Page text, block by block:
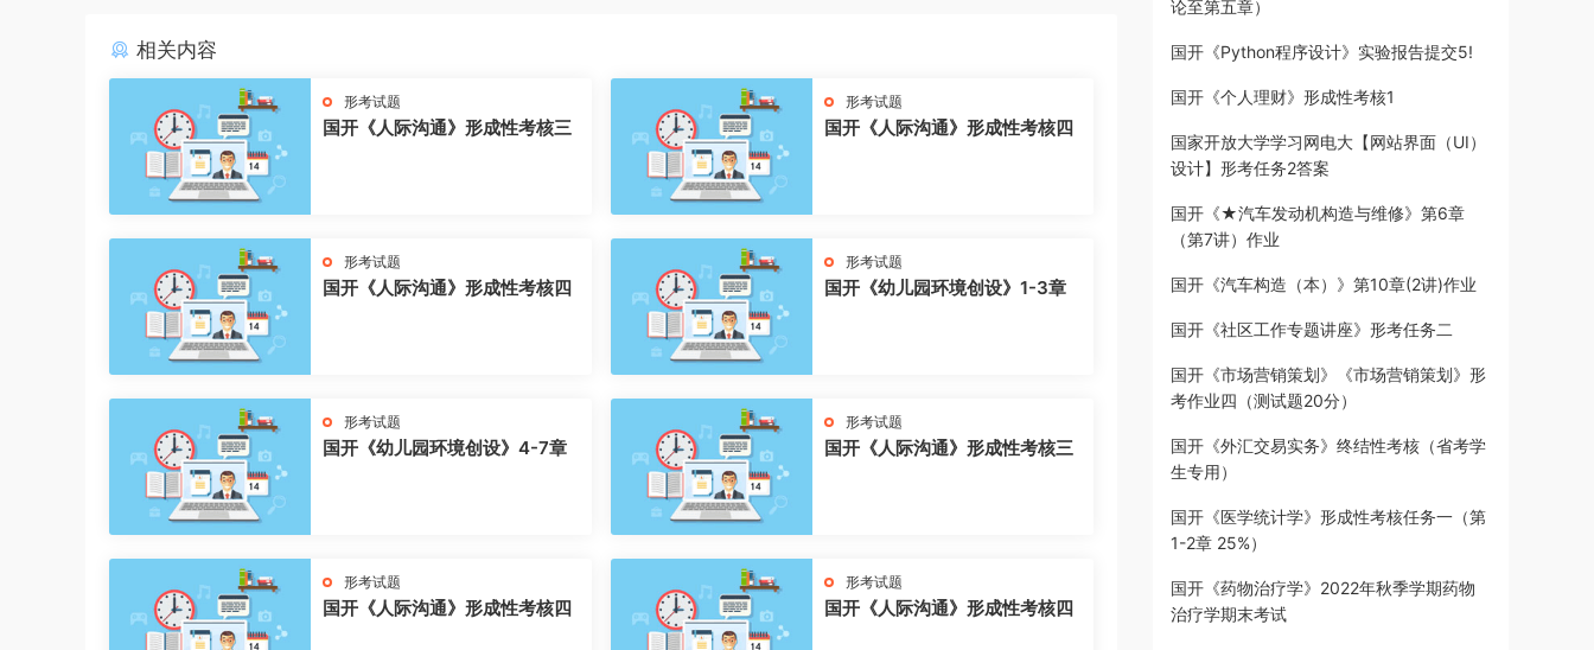
相关内容
形考试题
国开《人际沟通》形成性考核三
形考试题
国开《人际沟通》形成性考核四
形考试题
国开《人际沟通》形成性考核四
形考试题
国开《幼儿园环境创设》1-3章
形考试题
国开《幼儿园环境创设》4-7章
形考试题
国开《人际沟通》形成性考核三
形考试题
国开《人际沟通》形成性考核四
形考试题
国开《人际沟通》形成性考核四
论至第五章）
国开《Python程序设计》实验报告提交5!
国开《个人理财》形成性考核1
国家开放大学学习网电大【网站界面（UI）
设计】形考任务2答案
国开《★汽车发动机构造与维修》第6章
（第7讲）作业
国开《汽车构造（本）》第10章(2讲)作业
国开《社区工作专题讲座》形考任务二
国开《市场营销策划》《市场营销策划》形
考作业四（测试题20分）
国开《外汇交易实务》终结性考核（省考学
生专用）
国开《医学统计学》形成性考核任务一（第
1-2章 25%）
国开《药物治疗学》2022年秋季学期药物
治疗学期末考试